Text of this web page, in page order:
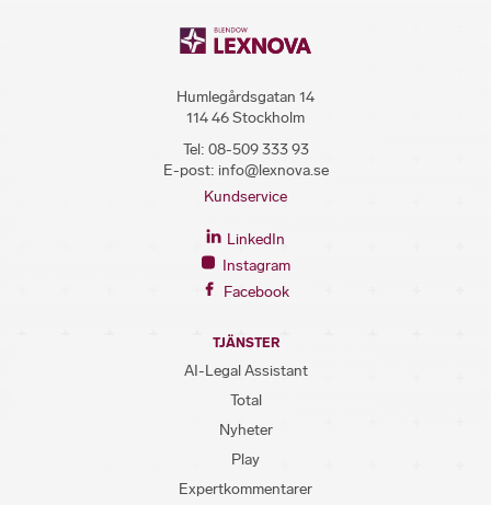
Humlegårdsgatan 14
114 46 Stockholm
Tel: 08-509 333 93
E-post: info@lexnova.se
Kundservice
LinkedIn
Instagram
Facebook
TJÄNSTER
AI-Legal Assistant
Total
Nyheter
Play
Expertkommentarer